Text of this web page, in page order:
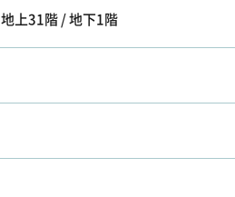
地上31階 / 地下1階